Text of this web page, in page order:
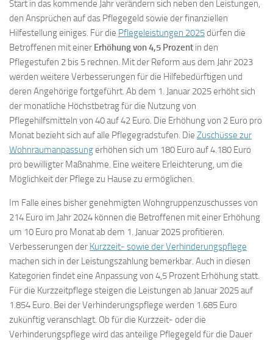
Start in das kommende Jahr verändern sich neben den Leistungen,
den Ansprüchen auf das Pflegegeld sowie der finanziellen
Hilfestellung einiges. Für die Pflegeleistungen 2025dürfen die
Betroffenen mit einer Erhöhung von 4,5 Prozent in den
Pflegestufen 2 bis 5 rechnen. Mit der Reform aus dem Jahr 2023
werden weitere Verbesserungen für die Hilfebedürftigen und
deren Angehörige fortgeführt. Ab dem 1. Januar 2025 erhöht sich
der monatliche Höchstbetrag für die Nutzung von
Pflegehilfsmitteln von 40 auf 42 Euro. Die Erhöhung von 2 Euro pro
Monat bezieht sich auf alle Pflegegradstufen. Die Zuschüsse zur
Wohnraumanpassungerhöhen sich um 180 Euro auf 4.180 Euro
pro bewilligter Maßnahme. Eine weitere Erleichterung, um die
Möglichkeit der Pflege zu Hause zu ermöglichen.
Im Falle eines bisher genehmigten Wohngruppenzuschusses von
214 Euro im Jahr 2024 können die Betroffenen mit einer Erhöhung
um 10 Euro pro Monat ab dem 1. Januar 2025 profitieren.
Verbesserungen der Kurzzeit- sowie der Verhinderungspflege
machen sich in der Leistungszahlung bemerkbar. Auch in diesen
Kategorien findet eine Anpassung von 4,5 Prozent Erhöhung statt.
Für die Kurzzeitpflege steigen die Leistungen ab Januar 2025 auf
1.854 Euro. Bei der Verhinderungspflege werden 1.685 Euro
zukünftig veranschlagt. Ob für die Kurzzeit- oder die
Verhinderungspflege wird das anteilige Pflegegeld für die Dauer